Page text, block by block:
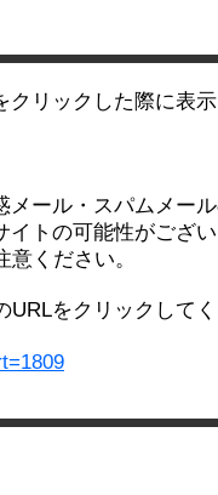
クリックした際に表
メール・スパムメー
イトの可能性がござ
ください。
URLをクリックして